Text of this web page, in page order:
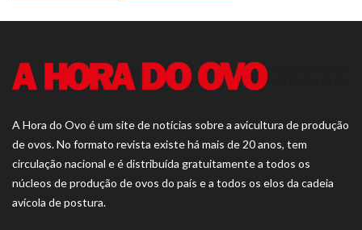
A Hora do Ovo é um site de notícias sobre a avicultura de produção
de ovos. No formato revista existe há mais de 20 anos, tem
circulação nacional e é distribuída gratuitamente a todos os
núcleos de produção de ovos do país e a todos os elos da cadeia
avícola de postura.